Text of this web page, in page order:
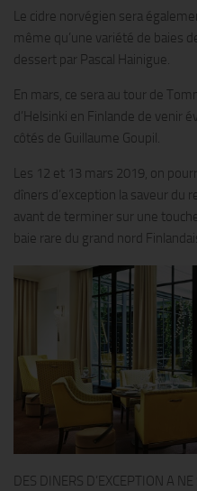
Le cidre norvégien sera
même qu’une variété de baies
dessert par Pascal Hainigue.
En mars, ce sera au tour de
d’Helsinki en Finlande de venir
côtés de Guillaume Goupil.
Les 12 et 13 mars 2019, on
dîners d’exception la saveur du
avant de terminer sur une
baie rare du grand nord
DES DINERS D’EXCEPTION A